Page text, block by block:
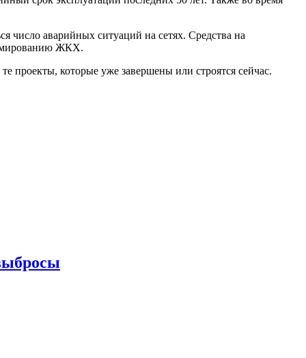
число аварийных ситуаций на сетях. Средства на
ЖКХ.
которые уже завершены или строятся сейчас.